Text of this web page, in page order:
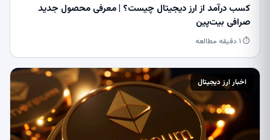
کسب درآمد از ارز دیجیتال چیست؟ | معرفی محصول جدید
صرافی بیت‌پین
⏱ ۱ دقیقه مطالعه
اخبار ارز دیجیتال